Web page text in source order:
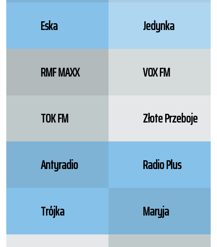
Eska Jedynka
RMF MAXX VOX FM
TOK FM Złote Przeboje
Antyradio Radio Plus
Trójka Maryja